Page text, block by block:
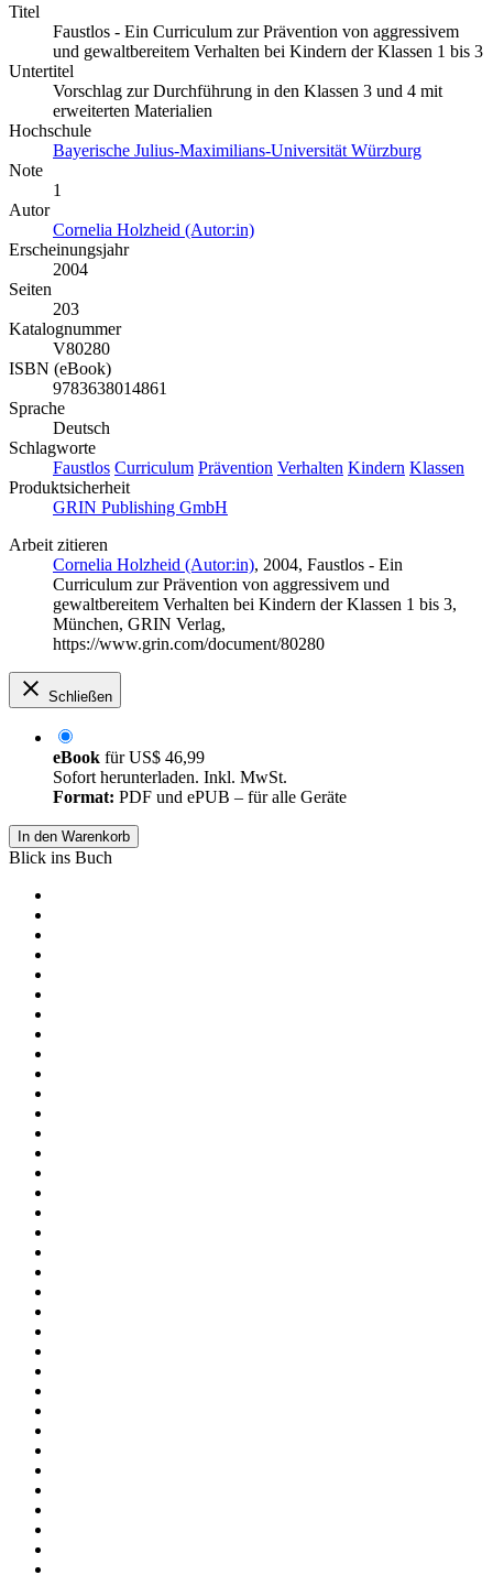
Titel
Faustlos - Ein Curriculum zur Prävention von aggressivem
und gewaltbereitem Verhalten bei Kindern der Klassen 1 bis 3
Untertitel
Vorschlag zur Durchführung in den Klassen 3 und 4 mit
erweiterten Materialien
Hochschule
Bayerische Julius-Maximilians-Universität Würzburg
Note
1
Autor
Cornelia Holzheid (Autor:in)
Erscheinungsjahr
2004
Seiten
203
Katalognummer
V80280
ISBN (eBook)
9783638014861
Sprache
Deutsch
Schlagworte
Faustlos Curriculum Prävention Verhalten Kindern Klassen
Produktsicherheit
GRIN Publishing GmbH
Arbeit zitieren
Cornelia Holzheid (Autor:in), 2004, Faustlos - Ein
Curriculum zur Prävention von aggressivem und
gewaltbereitem Verhalten bei Kindern der Klassen 1 bis 3,
München, GRIN Verlag,
https://www.grin.com/document/80280
Schließen
eBook fürUS$ 46,99
Sofort herunterladen. Inkl. MwSt.
Format: PDF und ePUB – für alle Geräte
In den Warenkorb
Blick ins Buch